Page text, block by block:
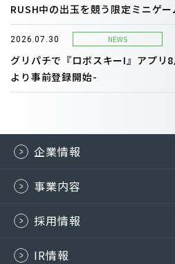
RUSH中の出玉を競う限定ミニゲ
2026.07.30 NEWS
グリパチで『ロボスキーI』アプリ
より事前登録開始-
企業情報
事業内容
採用情報
IR情報